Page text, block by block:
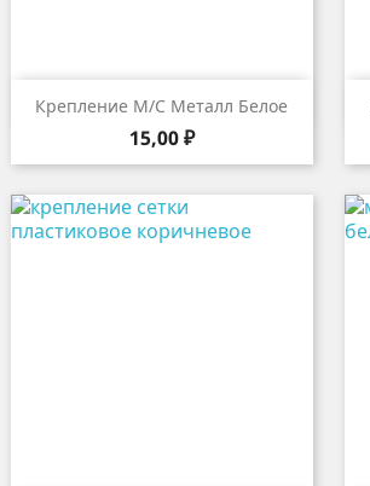
Крепление М/с Металл Белое
Цена
15,00 ₽
 Быстрый просмотр